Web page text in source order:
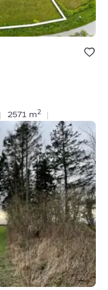
| 2571 m2 |